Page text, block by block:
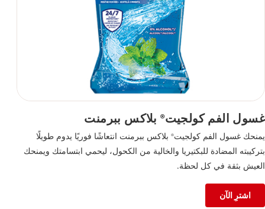
غسول الفم كولجيت®بلاكس ببرمنت
يمنحك غسول الفم كولجيت®
بلاكس ببرمنت انتعاشًا فوريًا يدوم طويلًا
بتركيبته المضادة للبكتيريا والخالية من الكحول، ليحمي ابتسامتك ويمنحك
العيش بثقة في كل لحظة.
اشترِ الآن